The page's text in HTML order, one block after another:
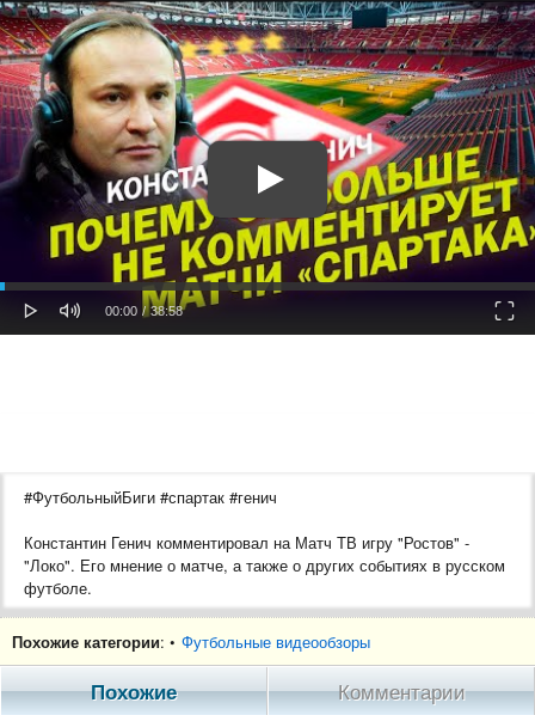
Current
00:00 / Duration
38:58
#ФутбольныйБиги #спартак #генич
Константин Генич комментировал на Матч ТВ игру "Ростов" -
"Локо". Его мнение о матче, а также о других событиях в русском
футболе.
Ранний доступ к видео (Большие интервью с Романом
Широковым, Андреем Червиченко, Владимиром Абрамовым) - по
Похожие категории: • Футбольные видеообзоры
Похожие Комментарии